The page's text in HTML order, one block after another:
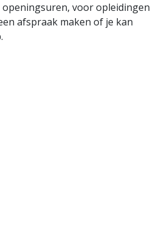
voor opleidingen
afspraak maken of je kan